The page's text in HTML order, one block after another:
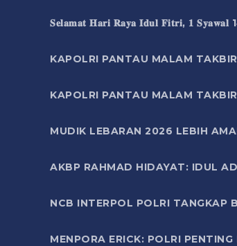
𝐒𝐞𝐥𝐚𝐦𝐚𝐭 𝐇𝐚𝐫𝐢 𝐑𝐚𝐲𝐚 𝐈𝐝𝐮𝐥 𝐅𝐢𝐭𝐫𝐢, 𝟏
KAPOLRI PANTAU MALAM
KAPOLRI PANTAU MALAM
MUDIK LEBARAN 2026 LEBIH
AKBP RAHMAD HIDAYAT: IDUL
NCB INTERPOL POLRI TANGKAP
MENPORA ERICK: POLRI